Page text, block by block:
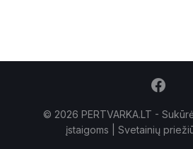
© 2026 PERTVARKA.LT -
įstaigoms | Svetainių